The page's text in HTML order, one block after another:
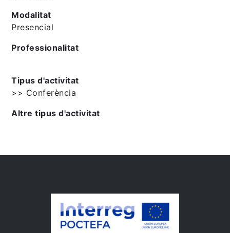
Modalitat
Presencial
Professionalitat
Tipus d'activitat
>> Conferència
Altre tipus d'activitat